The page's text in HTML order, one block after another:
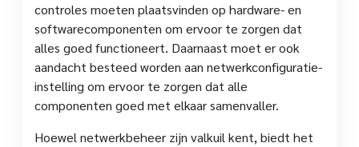
controles moeten plaatsvinden op hardware- en
softwarecomponenten om ervoor te zorgen dat
alles goed functioneert. Daarnaast moet er ook
aandacht besteed worden aan netwerkconfiguratie-
instelling om ervoor te zorgen dat alle
componenten goed met elkaar samenvaller.
Hoewel netwerkbeheer zijn valkuil kent, biedt het